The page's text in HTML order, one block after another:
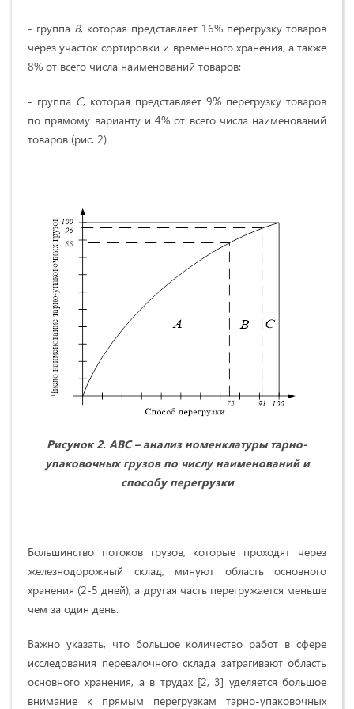
- группа В, которая представляет 16% перегрузку товаров
через участок сортировки и временного хранения, а также
8% от всего числа наименований товаров;
- группа С, которая представляет 9% перегрузку товаров
по прямому варианту и 4% от всего числа наименований
товаров (рис. 2)
Рисунок 2. АВС – анализ номенклатуры тарно-
упаковочных грузов по числу наименований и
способу перегрузки
Большинство потоков грузов, которые проходят через
железнодорожный склад, минуют область основного
хранения (2-5 дней), а другая часть перегружается меньше
чем за один день.
Важно указать, что большое количество работ в сфере
исследования перевалочного склада затрагивают область
основного хранения, а в трудах [2, 3] уделяется большое
внимание к прямым перегрузкам тарно-упаковочных